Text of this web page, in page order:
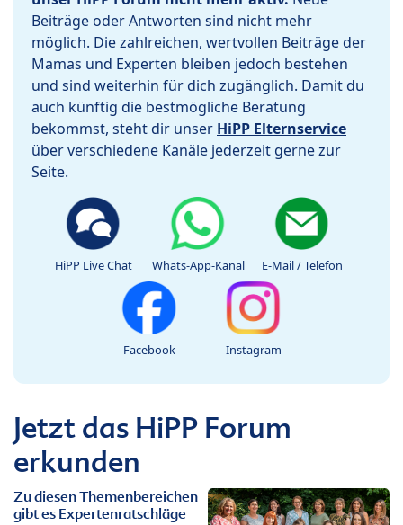
Beiträge oder Antworten sind nicht mehr
möglich. Die zahlreichen, wertvollen Beiträge der
Mamas und Experten bleiben jedoch bestehen
und sind weiterhin für dich zugänglich. Damit du
auch künftig die bestmögliche Beratung
bekommst, steht dir unser HiPP Elternservice
über verschiedene Kanäle jederzeit gerne zur
Seite.
HiPP Live Chat Whats-App-Kanal E-Mail / Telefon
Facebook Instagram
Jetzt das HiPP Forum
erkunden
Zu diesen Themenbereichen
gibt es Expertenratschläge